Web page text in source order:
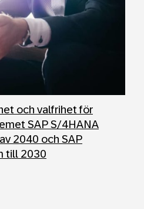
och valfrihet för
SAP S/4HANA
2040 och SAP
till 2030